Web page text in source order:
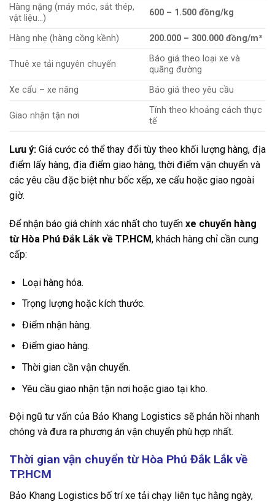
Hàng nặng (máy móc, sắt thép,
vật liệu…)
600 – 1.500 đồng/kg
Hàng nhẹ (hàng cồng kềnh) 200.000 – 300.000 đồng/m³
Thuê xe tải nguyên chuyến
Báo giá theo loại xe và
quãng đường
Xe cẩu – xe nâng
Báo giá theo yêu cầu
Giao nhận tận nơi
Tính theo khoảng cách thực
tế
Lưu ý: Giá cước có thể thay đổi tùy theo khối lượng hàng, địa
điểm lấy hàng, địa điểm giao hàng, thời điểm vận chuyển và
các yêu cầu đặc biệt như bốc xếp, xe cẩu hoặc giao ngoài
giờ.
Để nhận báo giá chính xác nhất cho tuyến xe chuyển hàng
từ Hòa Phú Đắk Lắk về TP.HCM, khách hàng chỉ cần cung
cấp:
Loại hàng hóa.
Trọng lượng hoặc kích thước.
Điểm nhận hàng.
Điểm giao hàng.
Thời gian cần vận chuyển.
Yêu cầu giao nhận tận nơi hoặc giao tại kho.
Đội ngũ tư vấn của Bảo Khang Logistics sẽ phản hồi nhanh
chóng và đưa ra phương án vận chuyển phù hợp nhất.
Thời gian vận chuyển từ Hòa Phú Đắk Lắk về
TP.HCM
Bảo Khang Logistics bố trí xe tải chạy liên tục hằng ngày,